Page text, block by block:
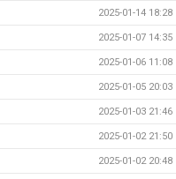
2025-01-14 18:28
2025-01-07 14:35
2025-01-06 11:08
2025-01-05 20:03
2025-01-03 21:46
2025-01-02 21:50
2025-01-02 20:48